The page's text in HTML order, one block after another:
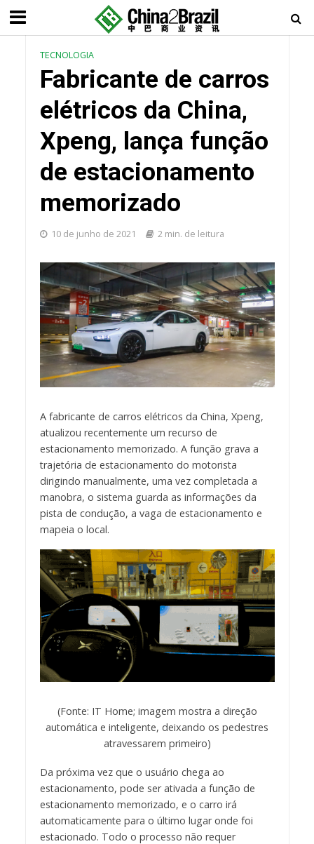
TECNOLOGIA
Fabricante de carros
elétricos da China,
Xpeng, lança função
de estacionamento
memorizado
10 de junho de 2021 2 min. de leitura
A fabricante de carros elétricos da China, Xpeng,
atualizou recentemente um recurso de
estacionamento memorizado. A função grava a
trajetória de estacionamento do motorista
dirigindo manualmente, uma vez completada a
manobra, o sistema guarda as informações da
pista de condução, a vaga de estacionamento e
mapeia o local.
(Fonte: IT Home; imagem mostra a direção
automática e inteligente, deixando os pedestres
atravessarem primeiro)
Da próxima vez que o usuário chega ao
estacionamento, pode ser ativada a função de
estacionamento memorizado, e o carro irá
automaticamente para o último lugar onde foi
estacionado. Todo o processo não requer